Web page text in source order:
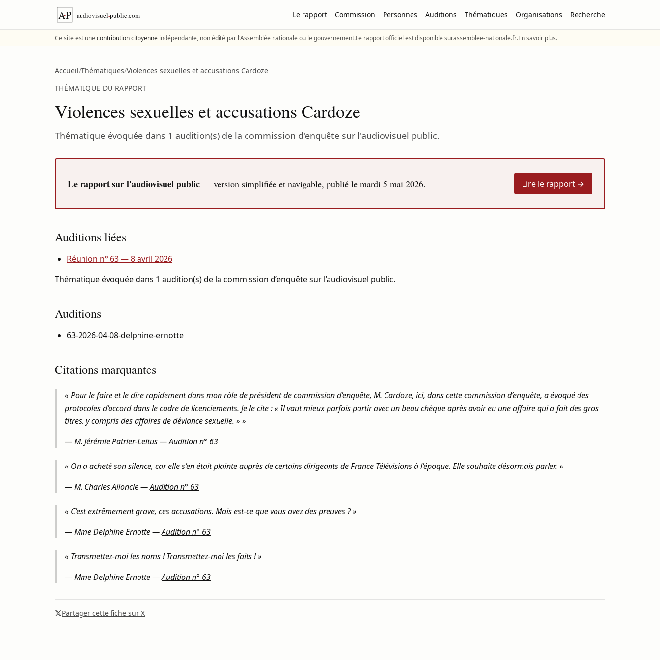
Aller au contenu
Le rapport Commission Personnes Auditions Thématiques Organisations Recherche
Ce site est unecontribution citoyenne indépendante, non édité par l'Assemblée nationale ou le gouvernement.Le rapport officiel est disponible surassemblee-nationale.fr.En savoir plus.
Accueil/Thématiques/Violences sexuelles et accusations Cardoze
THÉMATIQUE DU RAPPORT
Violences sexuelles et accusations Cardoze
Thématique évoquée dans 1 audition(s) de la commission d'enquête sur l'audiovisuel public.
Le rapport sur l'audiovisuel public — version simplifiée et navigable, publié le mardi 5 mai 2026. Lire le rapport →
Auditions liées
Réunion n° 63 — 8 avril 2026
Thématique évoquée dans 1 audition(s) de la commission d’enquête sur l’audiovisuel public.
Auditions
63-2026-04-08-delphine-ernotte
Citations marquantes
« Pour le faire et le dire rapidement dans mon rôle de président de commission d’enquête, M. Cardoze, ici, dans cette commission d’enquête, a évoqué des
protocoles d’accord dans le cadre de licenciements. Je le cite : « Il vaut mieux parfois partir avec un beau chèque après avoir eu une affaire qui a fait des gros
titres, y compris des affaires de déviance sexuelle. » »
—M. Jérémie Patrier-Leitus—Audition n° 63
« On a acheté son silence, car elle s’en était plainte auprès de certains dirigeants de France Télévisions à l’époque. Elle souhaite désormais parler. »
—M. Charles Alloncle—Audition n° 63
« C’est extrêmement grave, ces accusations. Mais est-ce que vous avez des preuves ? »
—Mme Delphine Ernotte—Audition n° 63
« Transmettez-moi les noms ! Transmettez-moi les faits ! »
—Mme Delphine Ernotte—Audition n° 63
Partager cette fiche sur X